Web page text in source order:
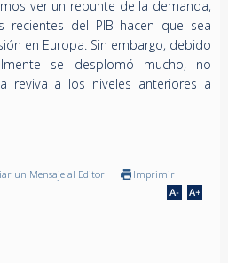
ver un repunte de la demanda,
recientes del PIB hacen que sea
en Europa. Sin embargo, debido
se desplomó mucho, no
reviva a los niveles anteriores a
un Mensaje al Editor Imprimir